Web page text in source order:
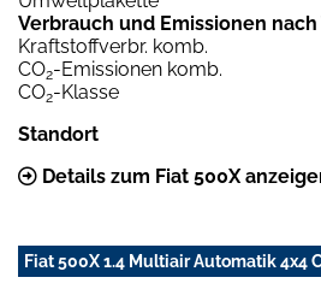
Verbrauch und Emissionen nach
Kraftstoffverbr. komb.
CO2-Emissionen komb.
CO2-Klasse
Standort
Details zum Fiat 500X
Fiat 500X 1.4 Multiair Automatik 4x4